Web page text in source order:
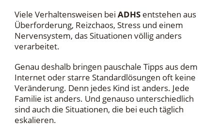
Viele Verhaltensweisen bei ADHS entstehen aus
Überforderung, Reizchaos, Stress und einem
Nervensystem, das Situationen völlig anders
verarbeitet.
Genau deshalb bringen pauschale Tipps aus dem
Internet oder starre Standardlösungen oft keine
Veränderung. Denn jedes Kind ist anders. Jede
Familie ist anders. Und genauso unterschiedlich
sind auch die Situationen, die bei euch täglich
eskalieren.